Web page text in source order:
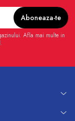
Afla mai multe in